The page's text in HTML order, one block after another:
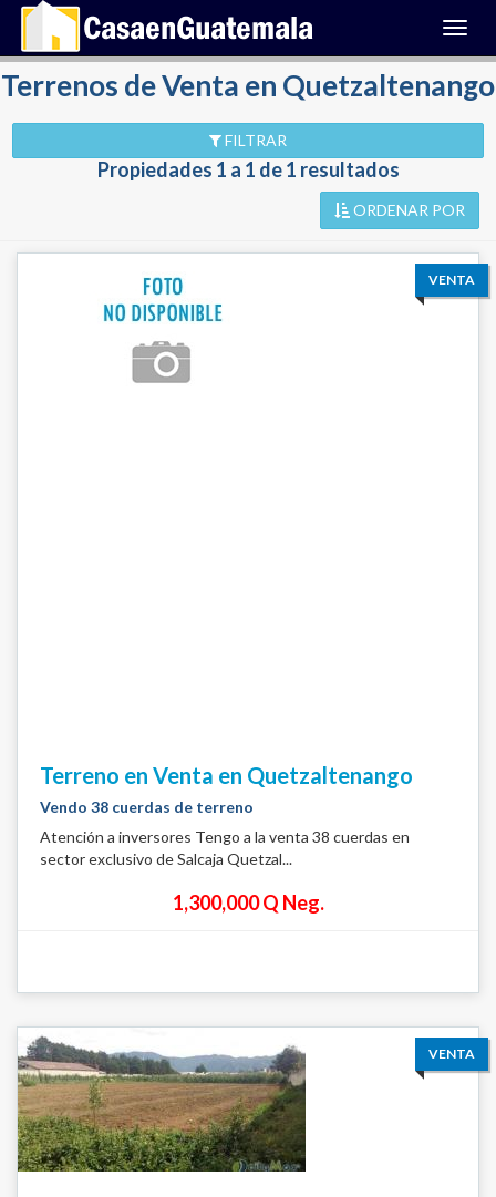
Terrenos de Venta en Quetzaltenango
FILTRAR
Propiedades 1 a 1 de 1 resultados
ORDENAR POR
VENTA
Terreno en Venta en Quetzaltenango
Vendo 38 cuerdas de terreno
Atención a inversores Tengo a la venta 38 cuerdas en
sector exclusivo de Salcaja Quetzal...
1,300,000 Q Neg.
VENTA